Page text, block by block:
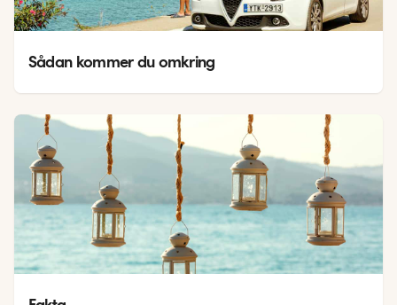
Sådan kommer du omkring